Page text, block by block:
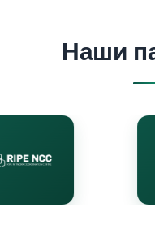
Наши